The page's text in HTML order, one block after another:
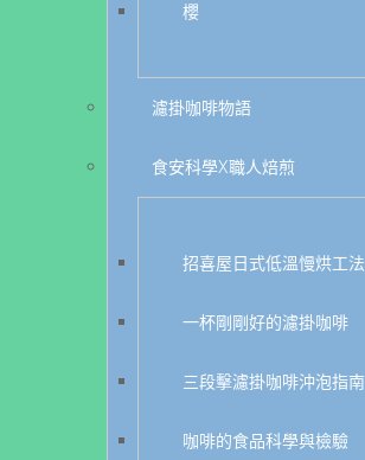
櫻
濾掛咖啡物語
食安科學X職人焙煎
招喜屋日式低溫慢烘工法
一杯剛剛好的濾掛咖啡
三段擊濾掛咖啡沖泡指南
咖啡的食品科學與檢驗